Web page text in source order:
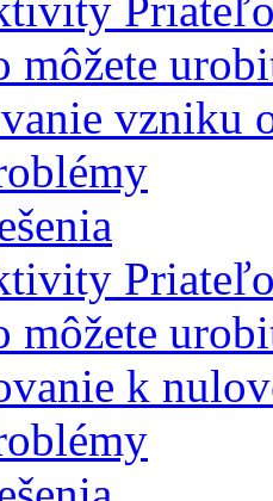
môžete
vzniku
môžete
k